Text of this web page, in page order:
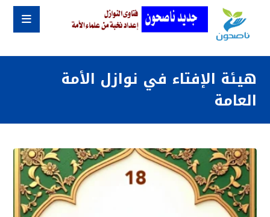
هيئة الإفتاء في نوازل الأمة
العامة